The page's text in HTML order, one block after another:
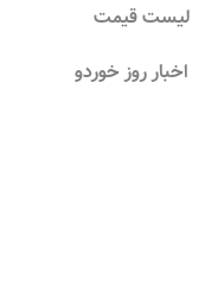
لیست قیمت
اخبار روز خوردو